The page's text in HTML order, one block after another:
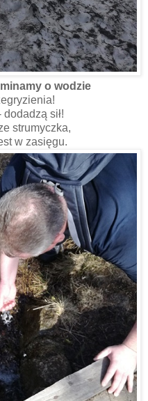
o wodzie
sił!
strumyczka,
w zasięgu.